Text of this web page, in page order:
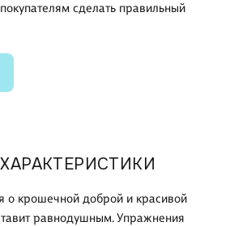
о крошечной доброй и красивой
равнодушным. Упражнения
сделать правильный